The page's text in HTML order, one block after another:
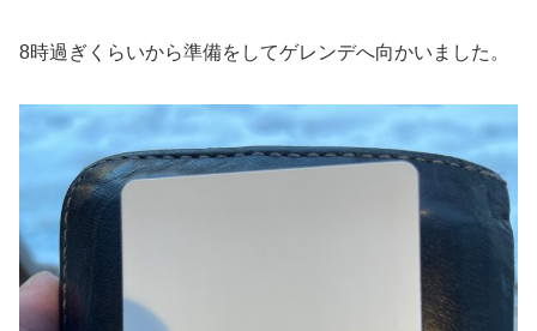
8時過ぎくらいから準備をしてゲレンデへ向かいました。